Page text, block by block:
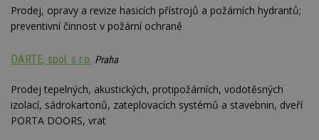
Prodej, opravy a revize hasicích přístrojů a požárních hydrantů;
preventivní činnost v požární ochraně
DARTE, spol. s r.o. Praha
Prodej tepelných, akustických, protipožárních, vodotěsných
izolací, sádrokartonů, zateplovacích systémů a stavebnin, dveří
PORTA DOORS, vrat